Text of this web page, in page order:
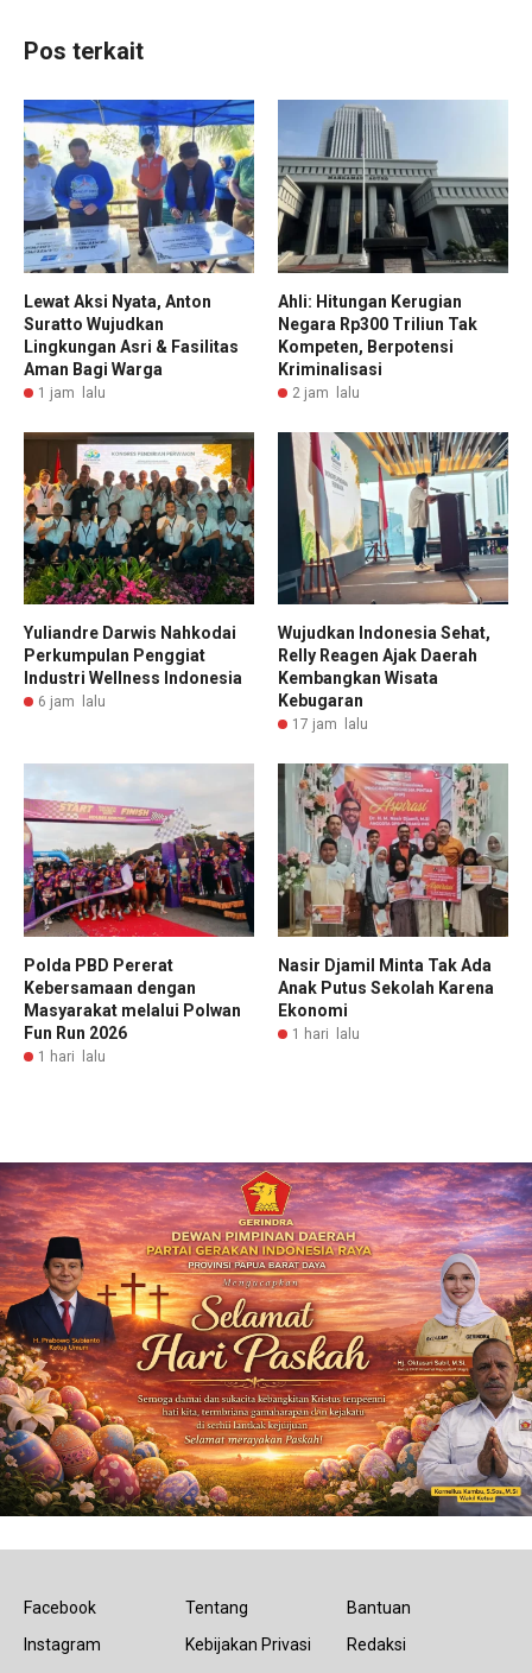
Pos terkait
Lewat Aksi Nyata, Anton
Suratto Wujudkan
Lingkungan Asri & Fasilitas
Aman Bagi Warga
1 jam lalu
Ahli: Hitungan Kerugian
Negara Rp300 Triliun Tak
Kompeten, Berpotensi
Kriminalisasi
2 jam lalu
Yuliandre Darwis Nahkodai
Perkumpulan Penggiat
Industri Wellness Indonesia
6 jam lalu
Wujudkan Indonesia Sehat,
Relly Reagen Ajak Daerah
Kembangkan Wisata
Kebugaran
17 jam lalu
Polda PBD Pererat
Kebersamaan dengan
Masyarakat melalui Polwan
Fun Run 2026
1 hari lalu
Nasir Djamil Minta Tak Ada
Anak Putus Sekolah Karena
Ekonomi
1 hari lalu
Facebook
Instagram
Tentang
Kebijakan Privasi
Bantuan
Redaksi